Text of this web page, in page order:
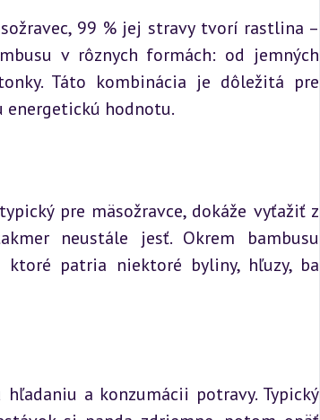
99 % jej stravy tvorí rastlina –
v rôznych formách: od jemných
Táto kombinácia je dôležitá pre
energetickú hodnotu.
pre mäsožravce, dokáže vyťažiť z
neustále jesť. Okrem bambusu
patria niektoré byliny, hľuzy, ba
a konzumácii potravy. Typický